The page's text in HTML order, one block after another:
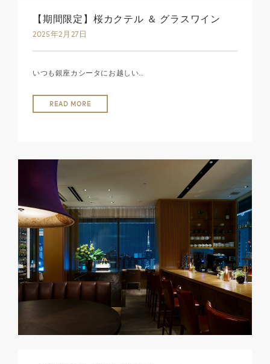
【期間限定】桜カクテル ＆ グラスワイン
2025年2月27日
いつも銀座カシータにお越しい…
READ MORE